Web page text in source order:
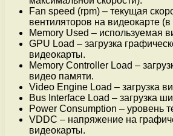
Fan speed (rpm) – текущая
вентиляторов на видеокарте
Memory Used – используемая
GPU Load – загрузка
видеокарты.
Memory Controller Load –
видео памяти.
Video Engine Load – загрузка
Bus Interface Load – загрузка
Power Consumption – уровень
VDDC – напряжение на
видеокарты.